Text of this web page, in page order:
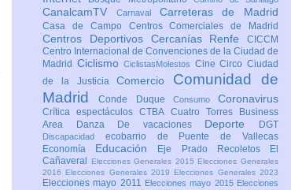
CanalcamTV Carnaval Carreteras de Madrid
Casa de Campo Centros Comerciales de Madrid
Centros Deportivos Cercanías Renfe CICCM
Centro Internacional de Convenciones de la Ciudad de
Madrid CiclismoCiclistasMolestos CineCircoCiudad
de la JusticiaComercio Comunidad de
MadridConde Duque Consumo Coronavirus
Crítica espectáculosCTBA Cuatro Torres Business
Area
Danza De vacaciones Deporte DGT
Discapacidad ecobarrio de Puente de Vallecas
Economía Educación Eje Prado Recoletos
El
Cañaveral
Elecciones Generales 2015 Elecciones Generales
2016 Elecciones Generales 2019 Elecciones Generales 2023
Elecciones mayo 2011 Elecciones mayo 2015 Elecciones